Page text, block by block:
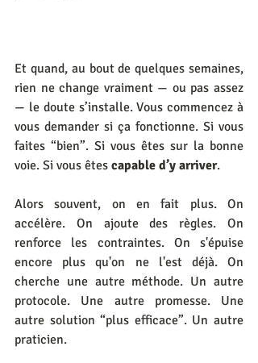
Et quand, au bout de quelques semaines,
rien ne change vraiment — ou pas assez
— le doute s’installe. Vous commencez à
vous demander si ça fonctionne. Si vous
faites “bien”. Si vous êtes sur la bonne
voie. Si vous êtes capable d’y arriver.
Alors souvent, on en fait plus. On
accélère. On ajoute des règles. On
renforce les contraintes. On s'épuise
encore plus qu'on ne l'est déjà. On
cherche une autre méthode. Un autre
protocole. Une autre promesse. Une
autre solution “plus efficace”. Un autre
praticien.